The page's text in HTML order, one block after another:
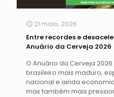
21 maio, 2026
Entre recordes e
Anuário da Cerveja 2026
O Anuário da Cerveja
brasileiro mais maduro,
nacional e ainda
mas também mais